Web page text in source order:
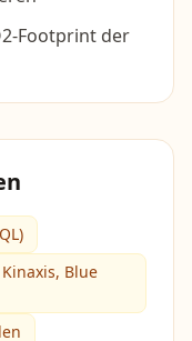
Footprint der
Kinaxis, Blue